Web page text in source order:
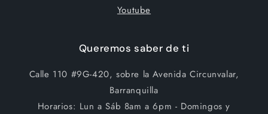
Youtube
Queremos saber de ti
Calle 110 #9G-420, sobre la Avenida Circunvalar,
Barranquilla
Horarios: Lun a Sáb 8am a 6pm - Domingos y